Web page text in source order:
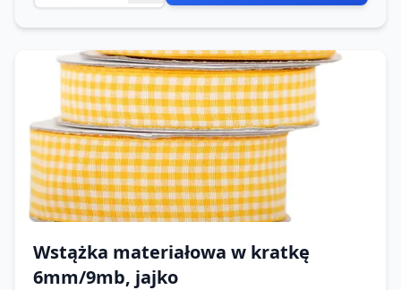
Wstążka materiałowa w kratkę
6mm/9mb, jajko